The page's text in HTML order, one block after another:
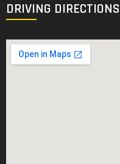
DRIVING DIRECTIONS